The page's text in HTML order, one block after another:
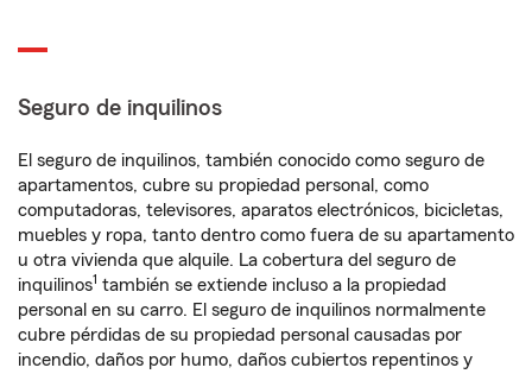
Seguro de inquilinos
El seguro de inquilinos, también conocido como seguro de
apartamentos, cubre su propiedad personal, como
computadoras, televisores, aparatos electrónicos, bicicletas,
muebles y ropa, tanto dentro como fuera de su apartamento
u otra vivienda que alquile. La cobertura del seguro de
inquilinos1 también se extiende incluso a la propiedad
personal en su carro. El seguro de inquilinos normalmente
cubre pérdidas de su propiedad personal causadas por
incendio, daños por humo, daños cubiertos repentinos y